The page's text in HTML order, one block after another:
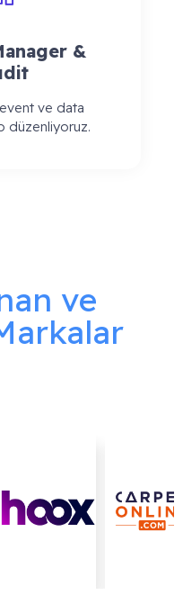
&
ve data
düzenliyoruz.
ve